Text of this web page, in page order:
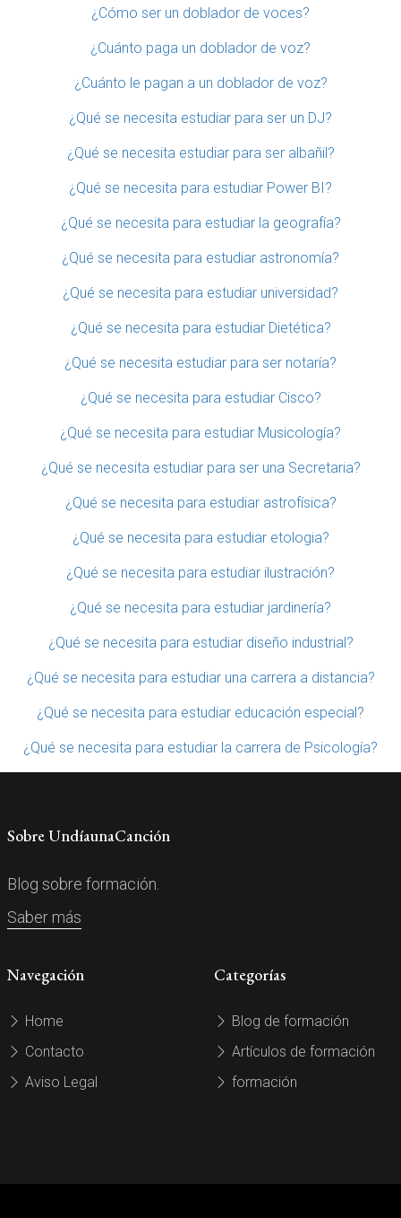
¿Cómo ser un doblador de voces?
¿Cuánto paga un doblador de voz?
¿Cuánto le pagan a un doblador de voz?
¿Qué se necesita estudiar para ser un DJ?
¿Qué se necesita estudiar para ser albañil?
¿Qué se necesita para estudiar Power BI?
¿Qué se necesita para estudiar la geografía?
¿Qué se necesita para estudiar astronomía?
¿Qué se necesita para estudiar universidad?
¿Qué se necesita para estudiar Dietética?
¿Qué se necesita estudiar para ser notaría?
¿Qué se necesita para estudiar Cisco?
¿Qué se necesita para estudiar Musicología?
¿Qué se necesita estudiar para ser una Secretaria?
¿Qué se necesita para estudiar astrofísica?
¿Qué se necesita para estudiar etologia?
¿Qué se necesita para estudiar ilustración?
¿Qué se necesita para estudiar jardinería?
¿Qué se necesita para estudiar diseño industrial?
¿Qué se necesita para estudiar una carrera a distancia?
¿Qué se necesita para estudiar educación especial?
¿Qué se necesita para estudiar la carrera de Psicología?
Sobre UndíaunaCanción
Blog sobre formación.
Saber más
Navegación
Home
Contacto
Aviso Legal
Categorías
Blog de formación
Artículos de formación
formación